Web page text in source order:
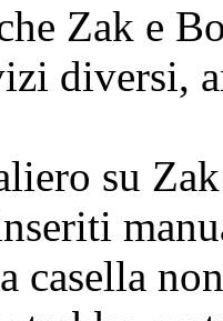
Zak e
diversi,
su
casella